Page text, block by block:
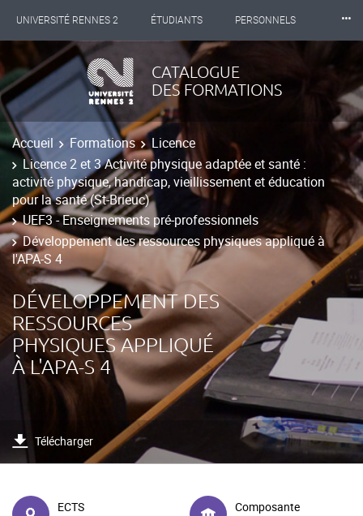
UNIVERSITÉ RENNES 2 ÉTUDIANTS PERSONNELS
INTERNATIONAL PROFESSIONNELS
LES NOUVELLES DE RENNES 2
⸱⸱⸱
CATALOGUE
DES FORMATIONS
Accueil Formations
Licence
Licence 2 et 3 Activité physique adaptée et santé :
activité physique, handicap, vieillissement et éducation
pour la santé (St-Brieuc)
UEF3 - Enseignements pré-professionnels
Développement des ressources physiques appliqué à
l'APA-S 4
DÉVELOPPEMENT DES
RESSOURCES
PHYSIQUES APPLIQUÉ
À L'APA-S 4
Télécharger
ECTS
Composante